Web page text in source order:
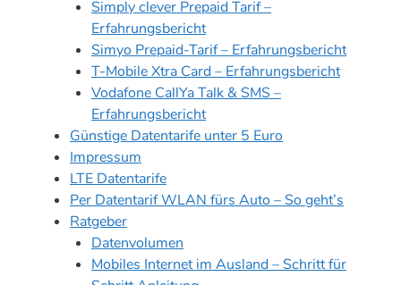
Simply clever Prepaid Tarif –
Erfahrungsbericht
Simyo Prepaid-Tarif – Erfahrungsbericht
T-Mobile Xtra Card – Erfahrungsbericht
Vodafone CallYa Talk & SMS –
Erfahrungsbericht
Günstige Datentarife unter 5 Euro
Impressum
LTE Datentarife
Per Datentarif WLAN fürs Auto – So geht’s
Ratgeber
Datenvolumen
Mobiles Internet im Ausland – Schritt für